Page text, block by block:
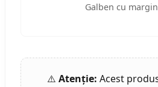
Galben cu
⚠️ Atenție: Acest